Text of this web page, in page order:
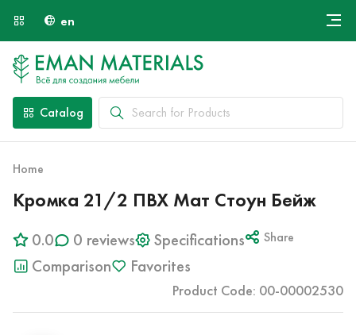
en
Payment and Delivery
Catalog
Home
Кромка 21/2 ПВХ Мат Стоун Бейж
0.0 0 reviews Specifications Share
Comparison Favorites
Product Code: 00-00002530